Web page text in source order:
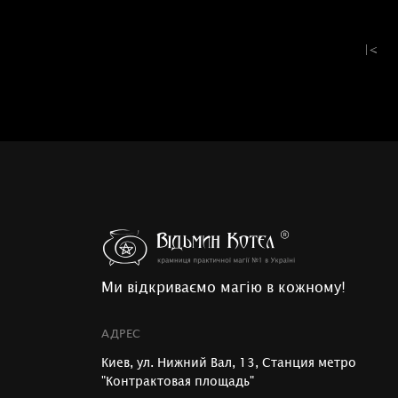
|<
Ми відкриваємо магію в кожному!
АДРЕС
Киев, ул. Нижний Вал, 13, Станция метро
"Контрактовая площадь"